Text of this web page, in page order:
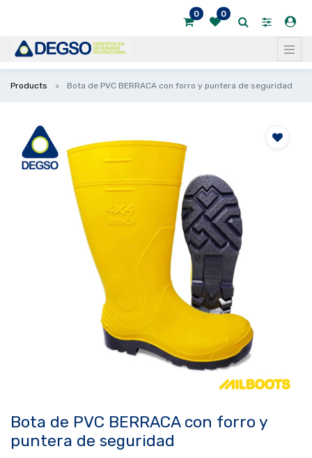
0 0
Products Bota de PVC BERRACA con forro y puntera de seguridad
Bota de PVC BERRACA con forro y
puntera de seguridad